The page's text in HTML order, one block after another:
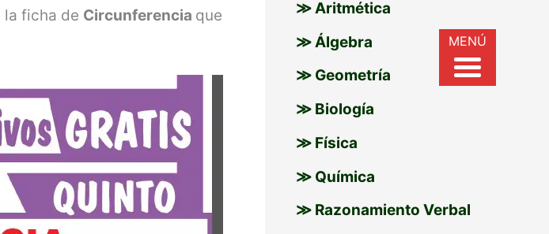
la ficha de Circunferencia que
≫ Aritmética
≫ Álgebra
≫ Geometría
≫ Biología
≫ Física
≫ Química
≫ Razonamiento Verbal
MENÚ